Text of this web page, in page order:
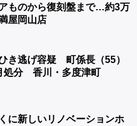
ものから復刻盤まで…約3万
屋岡山店
き逃げ容疑 町係長（55）
処分 香川・多度津町
に新しいリノベーションホ